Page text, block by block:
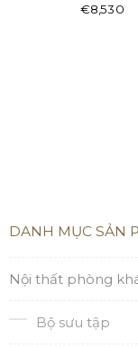
€8,530
DANH MỤC SẢN
Nội thất phòng
Bộ sưu tập